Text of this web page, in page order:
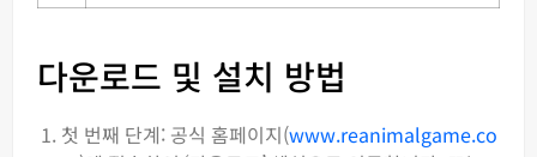
다운로드 및 설치 방법
첫 번째 단계: 공식 홈페이지(www.reanimalgame.co